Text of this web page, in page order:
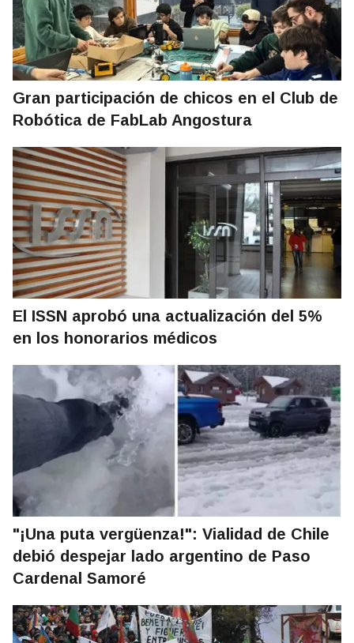
Gran participación de chicos en el Club de
Robótica de FabLab Angostura
El ISSN aprobó una actualización del 5%
en los honorarios médicos
"¡Una puta vergüenza!": Vialidad de Chile
debió despejar lado argentino de Paso
Cardenal Samoré